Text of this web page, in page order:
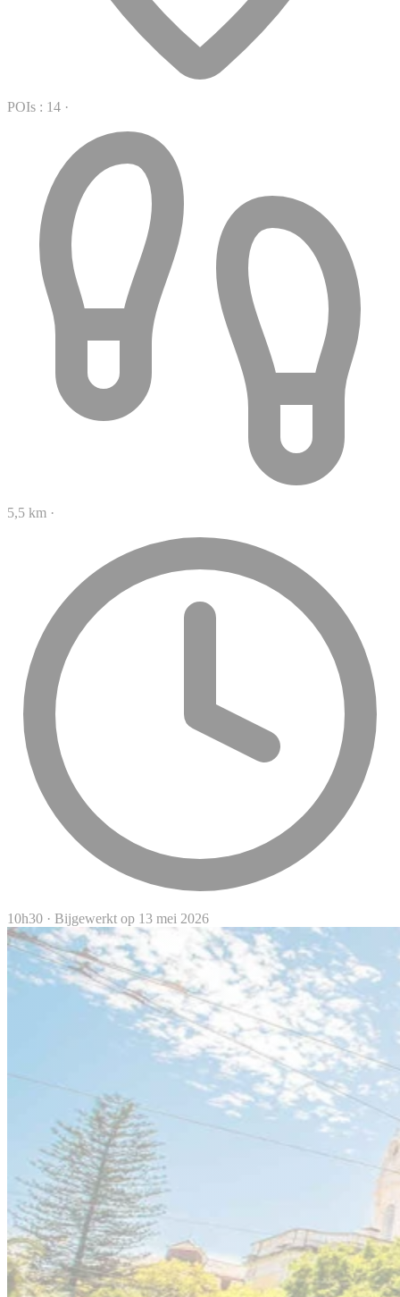
POIs : 14 ·
5,5 km ·
10h30 · Bijgewerkt op 13 mei 2026